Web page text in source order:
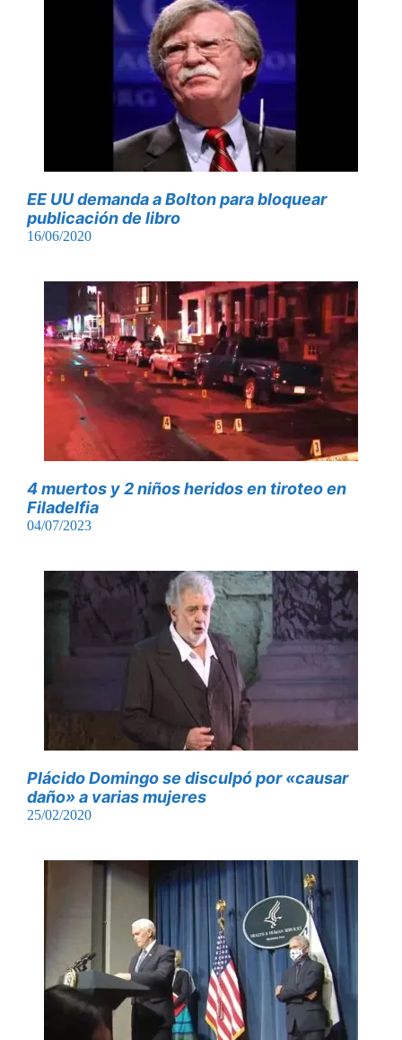
EE UU demanda a Bolton para bloquear
publicación de libro
16/06/2020
4 muertos y 2 niños heridos en tiroteo en
Filadelfia
04/07/2023
Plácido Domingo se disculpó por «causar
daño» a varias mujeres
25/02/2020